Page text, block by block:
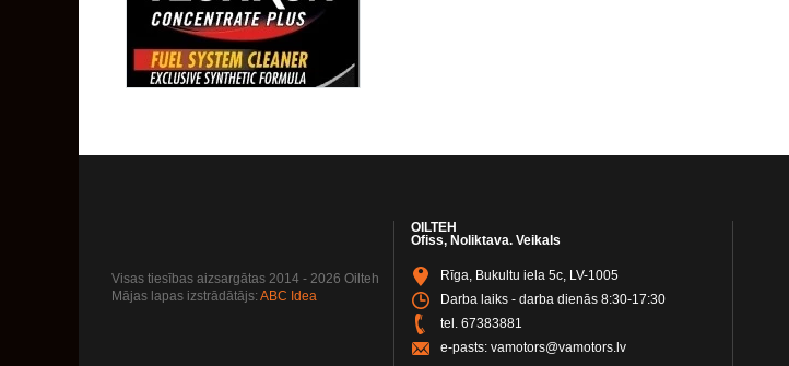
Visas tiesības aizsargātas 2014 - 2026 Oilteh
Mājas lapas izstrādātājs: ABC Idea
OILTEH
Ofiss, Noliktava. Veikals
Rīga, Bukultu iela 5c, LV-1005
Darba laiks - darba dienās 8:30-17:30
tel. 67383881
e-pasts: vamotors@vamotors.lv